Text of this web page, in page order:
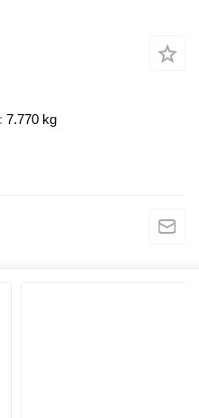
7.770 kg